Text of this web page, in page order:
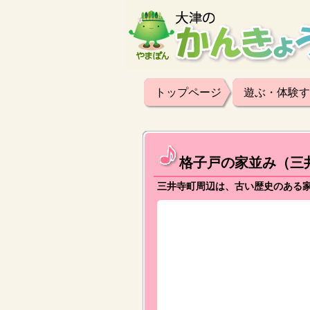
トップページ 遊ぶ・体験
格子戸の家並み（三
三井寺町周辺は、古い歴史のある